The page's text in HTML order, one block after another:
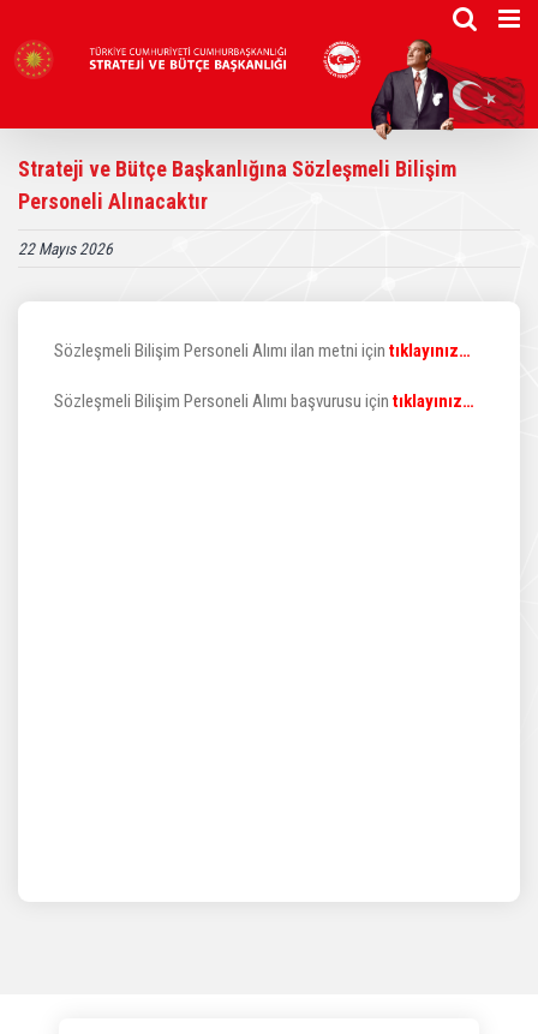
content
Strateji ve Bütçe Başkanlığına Sözleşmeli Bilişim
Personeli Alınacaktır
22 Mayıs 2026
Sözleşmeli Bilişim Personeli Alımı ilan metni için tıklayınız…
Sözleşmeli Bilişim Personeli Alımı başvurusu için tıklayınız…